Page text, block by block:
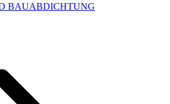
BAUABDICHTUNG